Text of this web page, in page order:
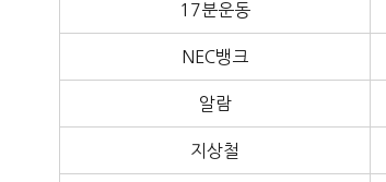
17분운동
NEC뱅크
알람
지상철